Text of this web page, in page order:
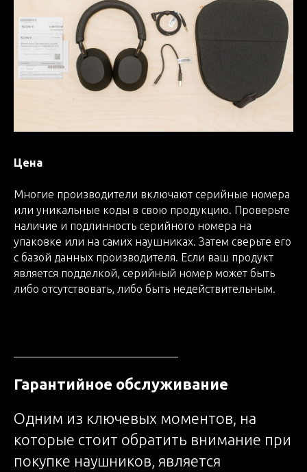
Цена
Многие производители включают серийные номера
или уникальные коды в свою продукцию. Проверьте
наличие и подлинность серийного номера на
упаковке или на самих наушниках. Затем сверьте его
с базой данных производителя. Если ваш продукт
является подделкой, серийный номер может быть
либо отсутствовать, либо быть недействительным.
Гарантийное обслуживание
Одним из ключевых моментов, на
которые стоит обратить внимание при
покупке наушников, является